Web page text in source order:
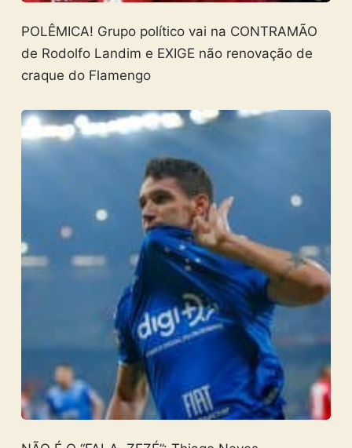
POLÊMICA! Grupo político vai na CONTRAMÃO
de Rodolfo Landim e EXIGE não renovação de
craque do Flamengo